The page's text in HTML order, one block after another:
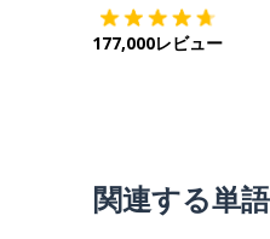
177,000レビュー
関連する単